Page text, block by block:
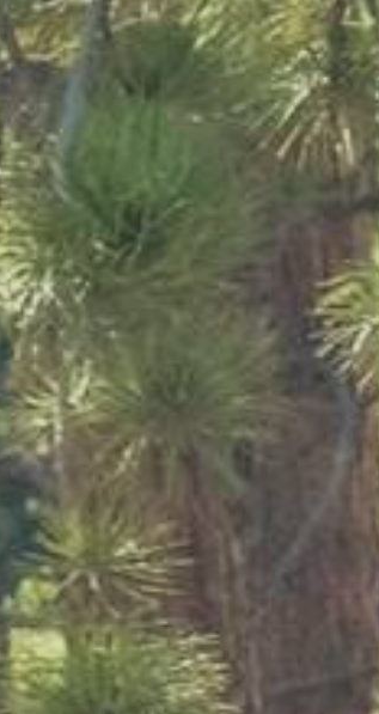
Trentino
Valle-d-Aosta
Tutte le